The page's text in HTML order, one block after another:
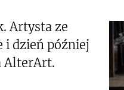
Artysta ze
i dzień później
AlterArt.